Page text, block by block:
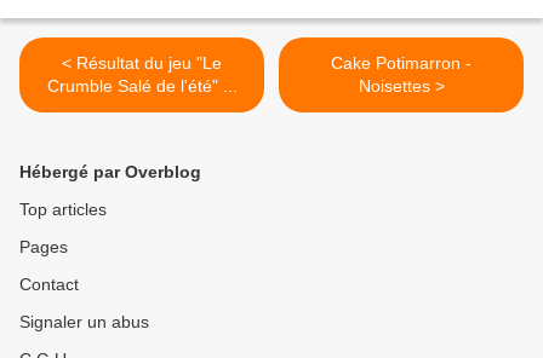
< Résultat du jeu "Le
Crumble Salé de l'été" ...
Cake Potimarron -
Noisettes >
Hébergé par Overblog
Top articles
Pages
Contact
Signaler un abus